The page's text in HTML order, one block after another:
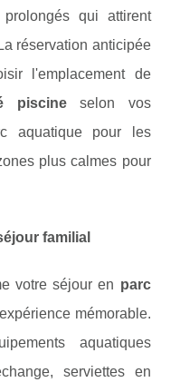
qui attirent
réservation anticipée
l'emplacement de
piscineselon vos
aquatique pour les
plus calmes pour
familial
votre séjour en parc
mémorable.
aquatiques
serviettes en